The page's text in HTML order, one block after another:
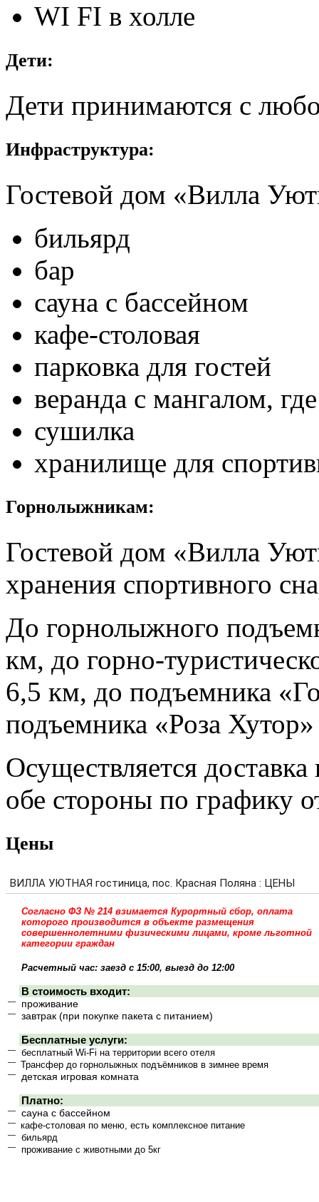
WI FI в холле
Дети:
Дети принимаются с
Инфраструктура:
Гостевой дом «Вилла
бильярд
бар
сауна с бассейном
кафе-столовая
парковка для гостей
веранда с мангалом,
сушилка
хранилище для
Горнолыжникам:
Гостевой дом «Вилла
хранения спортивного
До горнолыжного
км, до горно-
6,5 км, до подъемника
подъемника «Роза
Осуществляется
обе стороны по графику
Цены